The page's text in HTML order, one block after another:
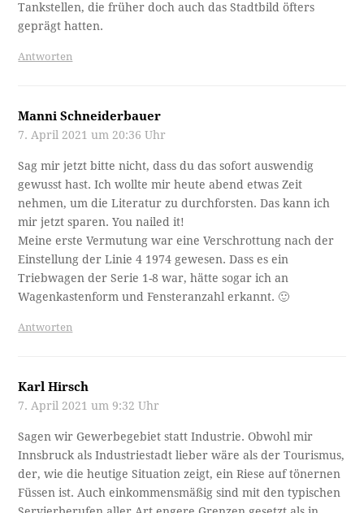
Tankstellen, die früher doch auch das Stadtbild öfters
geprägt hatten.
Antworten
Manni Schneiderbauer
7. April 2021 um 20:36 Uhr
Sag mir jetzt bitte nicht, dass du das sofort auswendig
gewusst hast. Ich wollte mir heute abend etwas Zeit
nehmen, um die Literatur zu durchforsten. Das kann ich
mir jetzt sparen. You nailed it!
Meine erste Vermutung war eine Verschrottung nach der
Einstellung der Linie 4 1974 gewesen. Dass es ein
Triebwagen der Serie 1-8 war, hätte sogar ich an
Wagenkastenform und Fensteranzahl erkannt. 🙂
Antworten
Karl Hirsch
7. April 2021 um 9:32 Uhr
Sagen wir Gewerbegebiet statt Industrie. Obwohl mir
Innsbruck als Industriestadt lieber wäre als der Tourismus,
der, wie die heutige Situation zeigt, ein Riese auf tönernen
Füssen ist. Auch einkommensmäßig sind mit den typischen